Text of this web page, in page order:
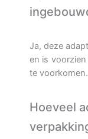
Ja, deze
en is
te voorkomen.
Hoeveel